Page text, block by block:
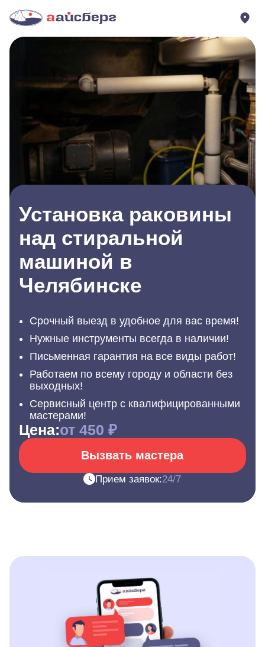
Установка раковины
над стиральной
машиной в
Челябинске
Срочный выезд в удобное для вас время!
Нужные инструменты всегда в наличии!
Письменная гарантия на все виды работ!
Работаем по всему городу и области без
выходных!
Сервисный центр с квалифицированными
мастерами!
Цена:от 450 ₽
Вызвать мастера
Прием заявок:24/7